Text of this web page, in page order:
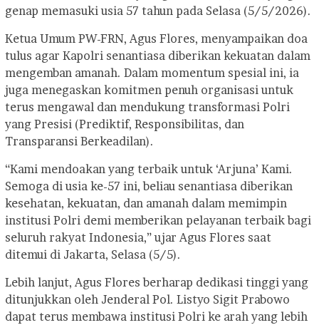
genap memasuki usia 57 tahun pada Selasa (5/5/2026).
Ketua Umum PW-FRN, Agus Flores, menyampaikan doa
tulus agar Kapolri senantiasa diberikan kekuatan dalam
mengemban amanah. Dalam momentum spesial ini, ia
juga menegaskan komitmen penuh organisasi untuk
terus mengawal dan mendukung transformasi Polri
yang Presisi (Prediktif, Responsibilitas, dan
Transparansi Berkeadilan).
“Kami mendoakan yang terbaik untuk ‘Arjuna’ Kami.
Semoga di usia ke-57 ini, beliau senantiasa diberikan
kesehatan, kekuatan, dan amanah dalam memimpin
institusi Polri demi memberikan pelayanan terbaik bagi
seluruh rakyat Indonesia,” ujar Agus Flores saat
ditemui di Jakarta, Selasa (5/5).
Lebih lanjut, Agus Flores berharap dedikasi tinggi yang
ditunjukkan oleh Jenderal Pol. Listyo Sigit Prabowo
dapat terus membawa institusi Polri ke arah yang lebih